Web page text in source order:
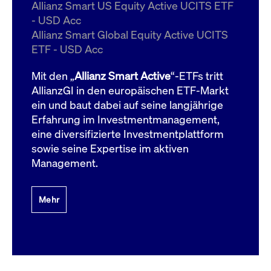
Allianz Smart US Equity Active UCITS ETF
- USD Acc
Allianz Smart Global Equity Active UCITS
ETF - USD Acc
Mit den „Allianz Smart Active“-ETFs tritt
AllianzGI in den europäischen ETF-Markt
ein und baut dabei auf seine langjährige
Erfahrung im Investmentmanagement,
eine diversifizierte Investmentplattform
sowie seine Expertise im aktiven
Management.
Mehr
ApplicationGatewayAffinityCORS
boerse.com
Domain
bis